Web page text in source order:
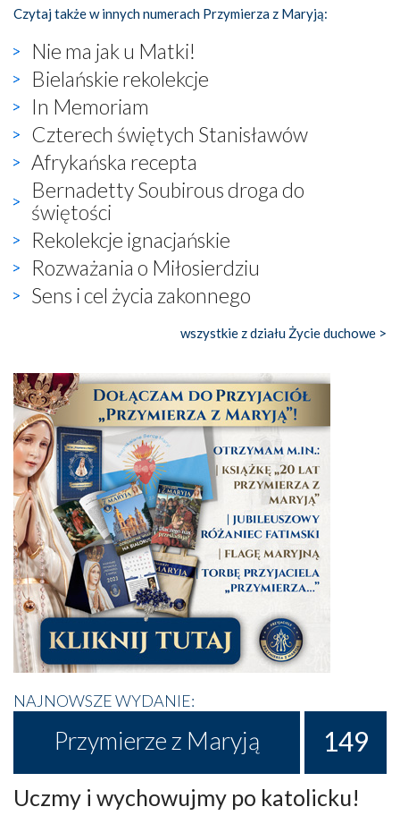
Czytaj także w innych numerach Przymierza z Maryją:
Nie ma jak u Matki!
Bielańskie rekolekcje
In Memoriam
Czterech świętych Stanisławów
Afrykańska recepta
Bernadetty Soubirous droga do
świętości
Rekolekcje ignacjańskie
Rozważania o Miłosierdziu
Sens i cel życia zakonnego
wszystkie z działu Życie duchowe >
NAJNOWSZE WYDANIE:
Przymierze z Maryją 149
Uczmy i wychowujmy po katolicku!